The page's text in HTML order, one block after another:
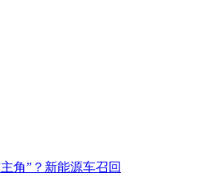
角”？新能源车召回